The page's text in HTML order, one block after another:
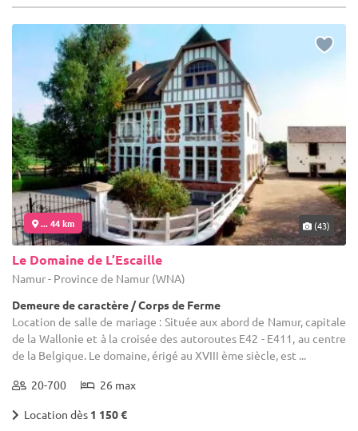
... 44 km (43)
Le Domaine de L’Escaille
Namur - Province de Namur (WNA)
Demeure de caractère / Corps de Ferme
Location de salle de mariage : Située aux abord de Namur, capitale
de la Wallonie et à la croisée des autoroutes E42 - E411, au centre
de la Belgique. Le domaine, érigé au XVIII ème siècle, est ...
20-700 26 max
Location dès 1 150 €